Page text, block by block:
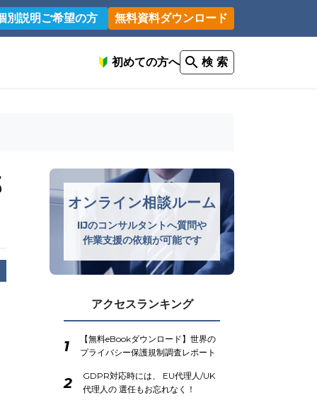
別説明ご希望の方 無料資料ダウンロード
初めての方へ 検 索
オンライン相談ルーム
IIJのコンサルタントへ質問や
作業支援の依頼が可能です
アクセスランキング
1
【無料eBookダウンロード】世界の
プライバシー保護規制調査レポート
2
GDPR対応時には、 EU代理人/UK
代理人の 選任もお忘れなく！